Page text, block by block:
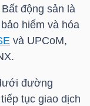
động sản là
hiểm và hóa
và UPCoM,
đường
tục giao dịch